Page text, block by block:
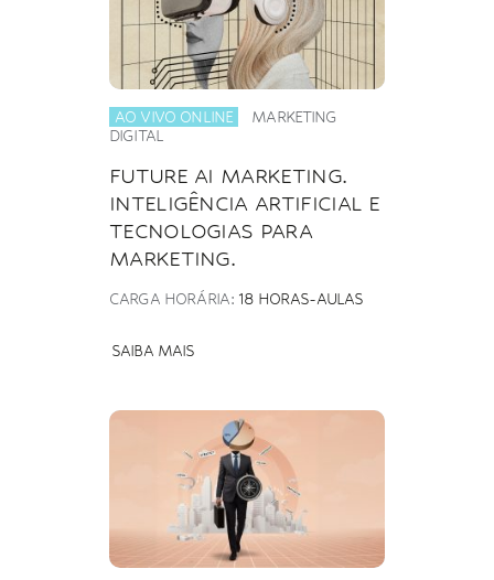
AO VIVO ONLINE
MARKETING
DIGITAL
FUTURE AI MARKETING.
INTELIGÊNCIA ARTIFICIAL E
TECNOLOGIAS PARA
MARKETING.
CARGA HORÁRIA: 18 HORAS-AULAS
SAIBA MAIS